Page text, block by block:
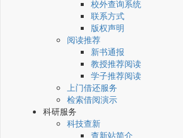
校外查询系统
联系方式
版权声明
阅读推荐
新书通报
教授推荐阅读
学子推荐阅读
上门借还服务
检索借阅演示
科研服务
科技查新
查新站简介